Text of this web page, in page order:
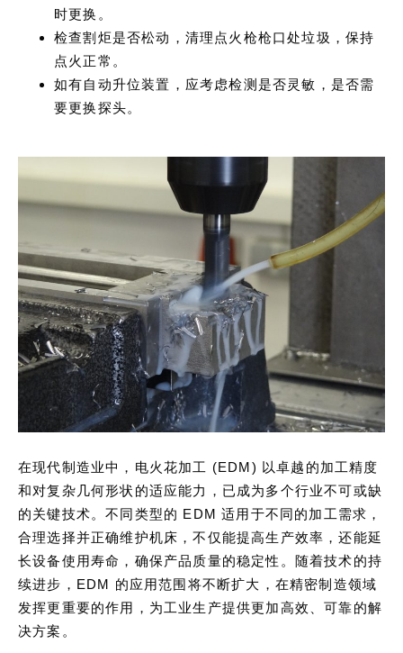
时更换。
检查割炬是否松动，清理点火枪枪口处垃圾，保持
点火正常。
如有自动升位装置，应考虑检测是否灵敏，是否需
要更换探头。
在现代制造业中，电火花加工 (EDM) 以卓越的加工精度
和对复杂几何形状的适应能力，已成为多个行业不可或缺
的关键技术。不同类型的 EDM 适用于不同的加工需求，
合理选择并正确维护机床，不仅能提高生产效率，还能延
长设备使用寿命，确保产品质量的稳定性。随着技术的持
续进步，EDM 的应用范围将不断扩大，在精密制造领域
发挥更重要的作用，为工业生产提供更加高效、可靠的解
决方案。